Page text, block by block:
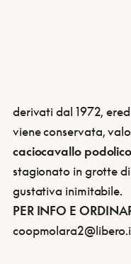
derivati dal 1972,
viene conservata,
caciocavallo podolico
stagionato in grotte
gustativa inimitabile.
PER INFO E